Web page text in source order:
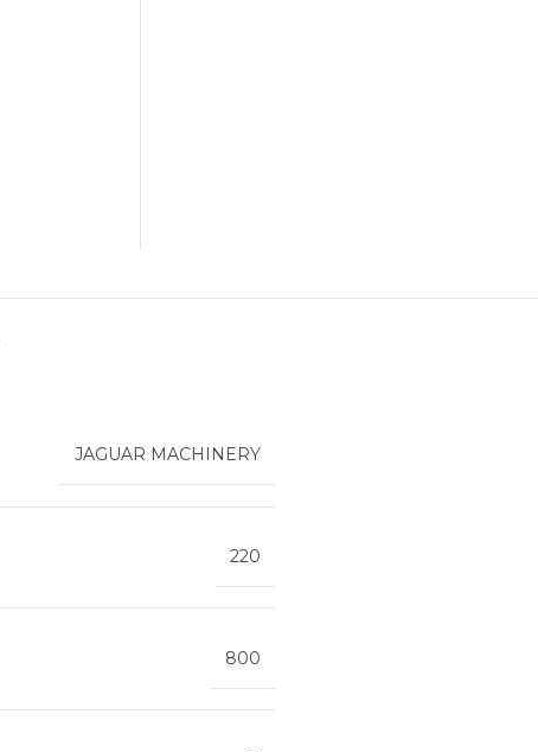
JAGUAR MACHINERY
220
800